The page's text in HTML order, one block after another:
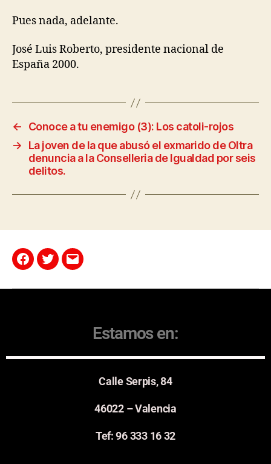
Pues nada, adelante.
José Luis Roberto, presidente nacional de
España 2000.
←
Conoce a tu enemigo (3): Los catoli-rojos
→
La joven de la que abusó el exmarido de Oltra
denuncia a la Conselleria de Igualdad por seis
delitos.
Estamos en:
Calle Serpis, 84
46022 – Valencia
Tef: 96 333 16 32